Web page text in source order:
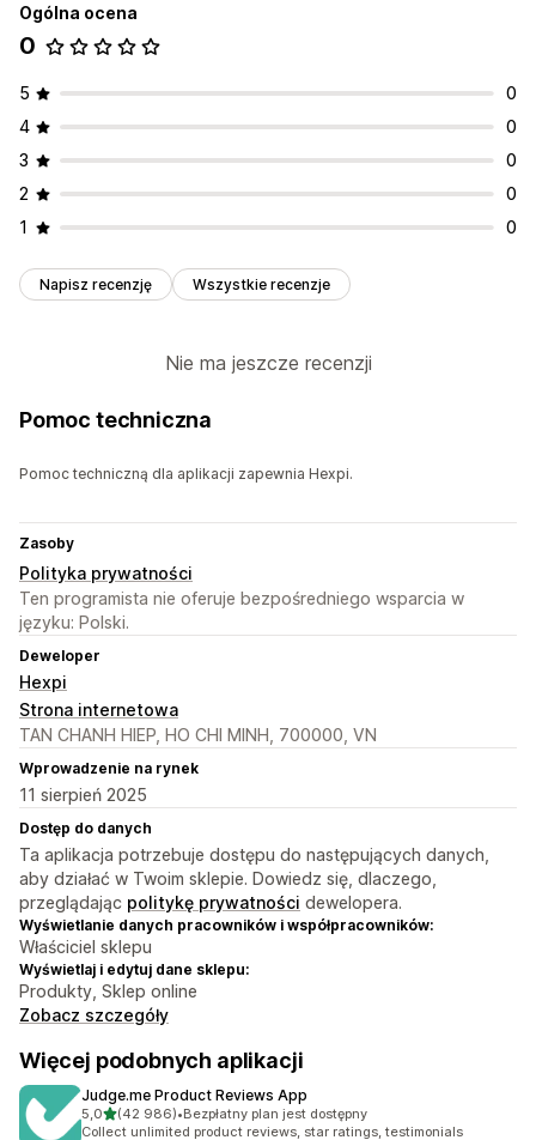
Ogólna ocena
0
5
0
4
0
3
0
2
0
1
0
Napisz recenzję Wszystkie recenzje
Nie ma jeszcze recenzji
Pomoc techniczna
Pomoc techniczną dla aplikacji zapewnia Hexpi.
Zasoby
Polityka prywatności
Ten programista nie oferuje bezpośredniego wsparcia w
języku: Polski.
Deweloper
Hexpi
Strona internetowa
TAN CHANH HIEP, HO CHI MINH, 700000, VN
Wprowadzenie na rynek
11 sierpień 2025
Dostęp do danych
Ta aplikacja potrzebuje dostępu do następujących danych,
aby działać w Twoim sklepie. Dowiedz się, dlaczego,
przeglądając politykę prywatności dewelopera.
Wyświetlanie danych pracowników i współpracowników:
Właściciel sklepu
Wyświetlaj i edytuj dane sklepu:
Produkty, Sklep online
Zobacz szczegóły
Więcej podobnych aplikacji
Judge.me Product Reviews App
5,0na 5 gwiazdek
(42 986)
Łączna liczba recenzji: 42986
•Bezpłatny plan jest dostępny
Collect unlimited product reviews, star ratings, testimonials